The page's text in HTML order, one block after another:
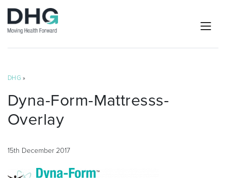
DHG »
Dyna-Form-Mattresss-
Overlay
15th December 2017